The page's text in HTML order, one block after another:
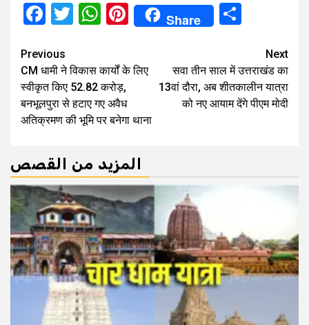
Facebook
Twitter
WhatsApp
Pinterest
Share
Continue
Reading
Previous
CM धामी ने विकास कार्यों के ल‍िए
स्‍वीकृत क‍िए 52.82 करोड़,
बनभूलपुरा से हटाए गए अवैध
अतिक्रमण की भूमि पर बनेगा थाना
Next
सवा तीन साल में उत्तराखंड का
13वां दौरा, अब शीतकालीन यात्रा
को नए आयाम देंगे पीएम मोदी
المزيد من القصص